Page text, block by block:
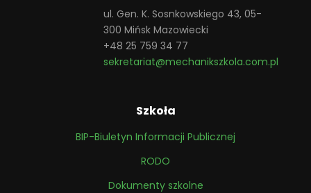
ul. Gen. K. Sosnkowskiego 43, 05-
300 Mińsk Mazowiecki
+48 25 759 34 77
sekretariat@mechanikszkola.com.pl
Szkoła
BIP-Biuletyn Informacji Publicznej
RODO
Dokumenty szkolne